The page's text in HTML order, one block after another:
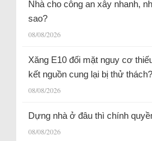
Nhà cho công an xây nhanh,
sao?
08/08/2026
Xăng E10 đối mặt nguy cơ
kết nguồn cung lại bị thử thách?
08/08/2026
Dựng nhà ở đâu thì chính
08/08/2026